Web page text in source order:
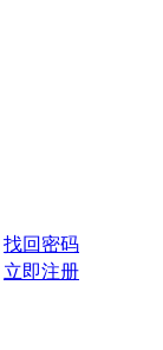
找回密码
立即注册